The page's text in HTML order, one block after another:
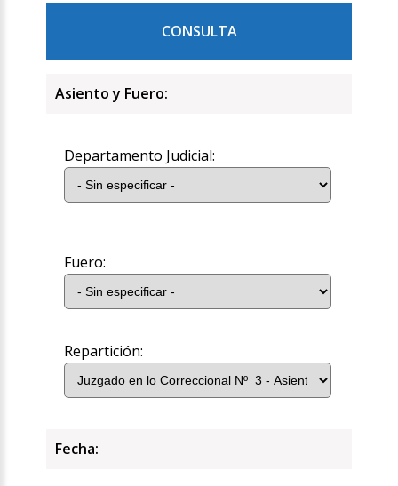
CONSULTA
Asiento y Fuero:
Departamento Judicial:
Fuero:
Repartición:
Fecha: